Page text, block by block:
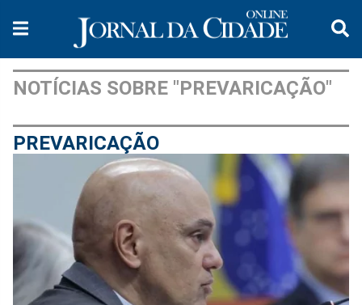
NOTÍCIAS SOBRE "PREVARICAÇÃO"
PREVARICAÇÃO